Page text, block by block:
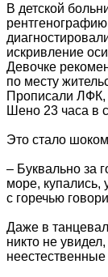
В детской
искривление
Девочке
по месту
Прописали ЛФК,
Шено 23 часа в
Это стало
– Буквально за
море, купались,
с горечью
Даже в
никто не
неестественные